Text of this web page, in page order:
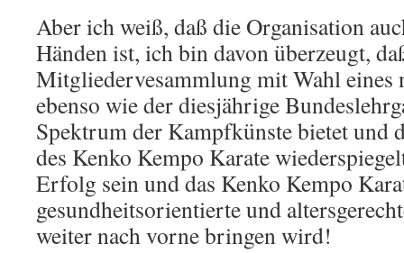
Aber ich weiß, daß die Organisation
Händen ist, ich bin davon überzeugt,
Mitgliedervesammlung mit Wahl eines
ebenso wie der diesjährige
Spektrum der Kampfkünste bietet und
des Kenko Kempo Karate
Erfolg sein und das Kenko Kempo
gesundheitsorientierte und
weiter nach vorne bringen wird!